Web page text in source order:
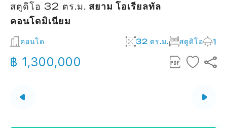
สตูดิโอ 32 ตร.ม. สยาม โอเรียลทัล
คอนโดมิเนียม
คอนโด 32 ตร.ม. สตูดิโอ 1
฿ 1,300,000